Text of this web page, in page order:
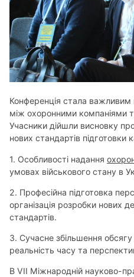
Конференція стала важливим
між охоронними компаніями
Учасники дійшли висновку
нових стандартів підготовки
1. Особливості надання
умовах військового стану в
2. Професійна підготовка
організація розробки нових
стандартів.
3. Сучасне збільшення
реальність часу та
В VII Міжнародній науково-